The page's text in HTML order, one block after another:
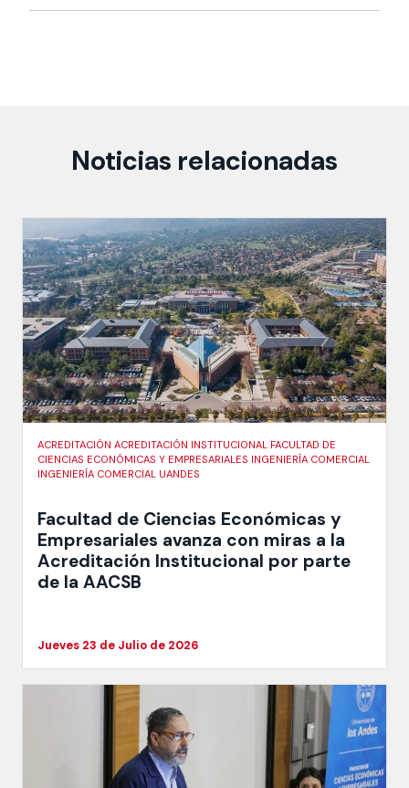
Noticias relacionadas
ACREDITACIÓN ACREDITACIÓN INSTITUCIONAL FACULTAD DE
CIENCIAS ECONÓMICAS Y EMPRESARIALES INGENIERÍA COMERCIAL
INGENIERÍA COMERCIAL UANDES
Facultad de Ciencias Económicas y
Empresariales avanza con miras a la
Acreditación Institucional por parte
de la AACSB
Jueves 23 de Julio de 2026